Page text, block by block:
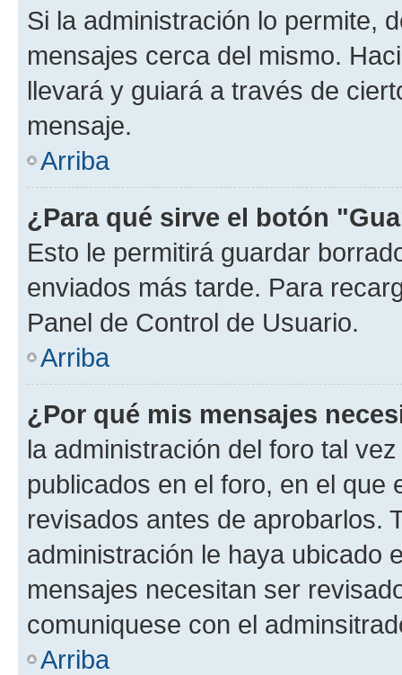
Si la administración lo permite,
mensajes cerca del mismo.
llevará y guiará a través de
mensaje.
Arriba
¿Para qué sirve el botón
Esto le permitirá guardar
enviados más tarde. Para
Panel de Control de Usuario.
Arriba
¿Por qué mis mensajes
la administración del foro tal
publicados en el foro, en el
revisados antes de aprobarlos.
administración le haya ubicado
mensajes necesitan ser
comuniquese con el
Arriba